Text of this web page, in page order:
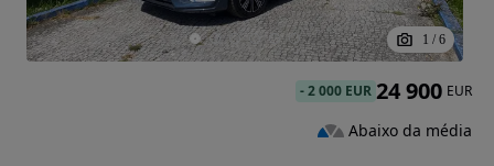
1 / 6
-2 000 EUR 24 900 EUR
Abaixo da média